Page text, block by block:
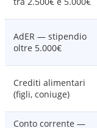
AdER — stipendio
oltre 5.000€
Crediti alimentari
(figli, coniuge)
Conto corrente —